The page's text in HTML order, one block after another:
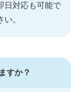
日対応も可能で
。
すか？